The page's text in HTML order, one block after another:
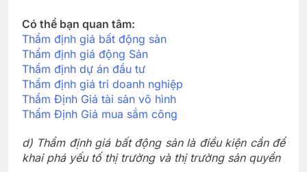
Có thể bạn quan tâm:
Thẩm định giá bất động sản
Thẩm định giá động Sản
Thẩm định dự án đầu tư
Thẩm định giá tri doanh nghiệp
Thẩm Định Giá tài sản vô hình
Thẩm Định Giá mua sắm công
d) Thẩm định giá bất động sản là điều kiện cần để
khai phá yếu tố thị trường và thị trường sản quyền